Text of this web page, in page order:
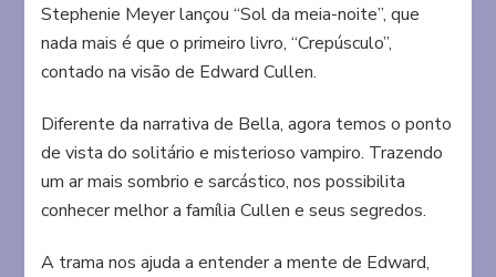
Stephenie Meyer lançou “Sol da meia-noite”, que
nada mais é que o primeiro livro, “Crepúsculo”,
contado na visão de Edward Cullen.
Diferente da narrativa de Bella, agora temos o ponto
de vista do solitário e misterioso vampiro. Trazendo
um ar mais sombrio e sarcástico, nos possibilita
conhecer melhor a família Cullen e seus segredos.
A trama nos ajuda a entender a mente de Edward,